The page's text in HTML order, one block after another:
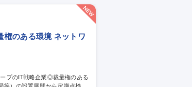
権のある環境 ネットワ